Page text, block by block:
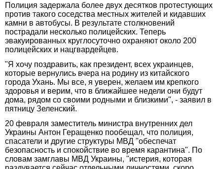
Полиция задержала более двух десятков протестующих
против такого соседства местных жителей и кидавших
камни в автобусы. В результате столкновений
пострадали несколько полицейских. Теперь
эвакуированных круглосуточно охраняют около 200
полицейских и нацгвардейцев.
"Я хочу поздравить, как президент, всех украинцев,
которые вернулись вчера на родину из китайского
города Ухань. Мы все, я уверен, желаем им крепкого
здоровья и верим, что в ближайшее недели они будут
дома, рядом со своими родными и близкими", - заявил в
пятницу Зеленский.
20 февраля заместитель министра внутренних дел
Украины Антон Геращенко пообещал, что полиция,
спасатели и другие структуры МВД "обеспечат
безопасность и спокойствие во время карантина". По
словам замглавы МВД Украины, "истерия, которая